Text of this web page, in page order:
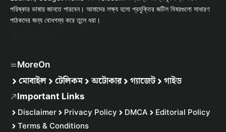
পরিষ্কার ভাষায় জানতে পারবেন। আমাদের লক্ষ্য হলো প্রযুক্তির জটিল বিষয়গুলো সাধারণ
পাঠকদের জন্য বোধগম্য করে তুলে ধরা।
MoreOn
মোবাইল টেলিকম অটোকার গ্যাজেট গাইড
Important Links
Disclaimer Privacy Policy DMCA
Editorial Policy
Terms & Conditions